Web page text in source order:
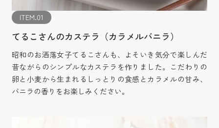
ITEM.01
てるこさんのカステラ（カラメルバニラ）
昭和のお洒落女子てるこさんも、よそいき気分で楽しんだ
昔ながらのシンプルなカステラを作りました。こだわりの
卵と小麦から生まれるしっとりの食感とカラメルの甘み、
バニラの香りをお楽しみください。